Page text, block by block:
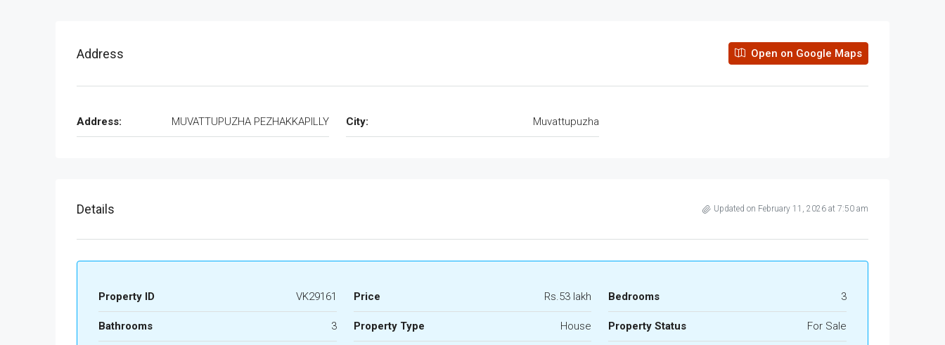
Address Open on Google Maps
Address: MUVATTUPUZHA PEZHAKKAPILLY City: Muvattupuzha
Details Updated on February 11, 2026 at 7:50 am
Property ID VK29161 Price Rs.53 lakh Bedrooms 3
Bathrooms 3 Property Type House Property Status For Sale